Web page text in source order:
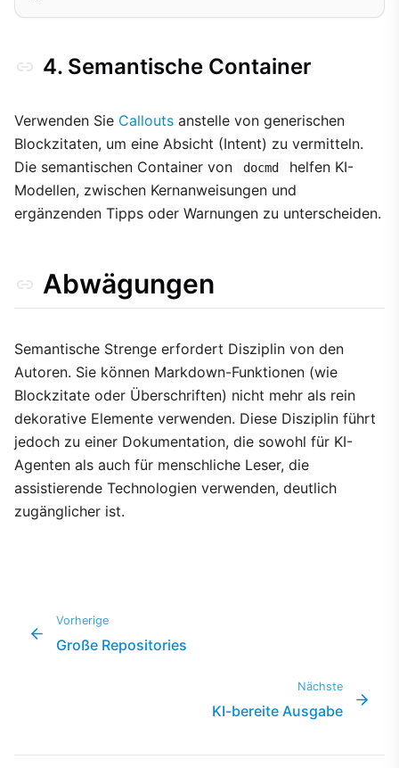
4. Semantische Container
Verwenden Sie Callouts anstelle von generischen
Blockzitaten, um eine Absicht (Intent) zu vermitteln.
Die semantischen Container von
docmd
helfen KI-
Modellen, zwischen Kernanweisungen und
ergänzenden Tipps oder Warnungen zu unterscheiden.
Abwägungen
Semantische Strenge erfordert Disziplin von den
Autoren. Sie können Markdown-Funktionen (wie
Blockzitate oder Überschriften) nicht mehr als rein
dekorative Elemente verwenden. Diese Disziplin führt
jedoch zu einer Dokumentation, die sowohl für KI-
Agenten als auch für menschliche Leser, die
assistierende Technologien verwenden, deutlich
zugänglicher ist.
Vorherige
Große Repositories
Nächste
KI-bereite Ausgabe